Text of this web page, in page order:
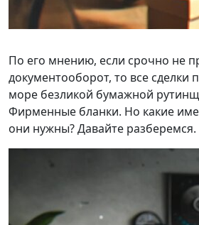
По его мнению, если срочно не
документооборот, то все сделки
море безликой бумажной
Фирменные бланки. Но какие
они нужны? Давайте разберемся.